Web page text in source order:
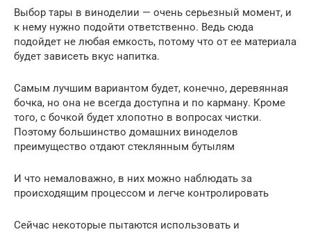
Выбор тары в виноделии — очень серьезный момент, и
к нему нужно подойти ответственно. Ведь сюда
подойдет не любая емкость, потому что от ее материала
будет зависеть вкус напитка.
Самым лучшим вариантом будет, конечно, деревянная
бочка, но она не всегда доступна и по карману. Кроме
того, с бочкой будет хлопотно в вопросах чистки.
Поэтому большинство домашних виноделов
преимущество отдают стеклянным бутылям
И что немаловажно, в них можно наблюдать за
происходящим процессом и легче контролировать
Сейчас некоторые пытаются использовать и